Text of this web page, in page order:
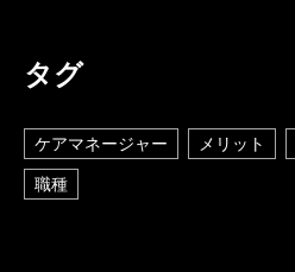
タグ
ケアマネージャー メリット
職種